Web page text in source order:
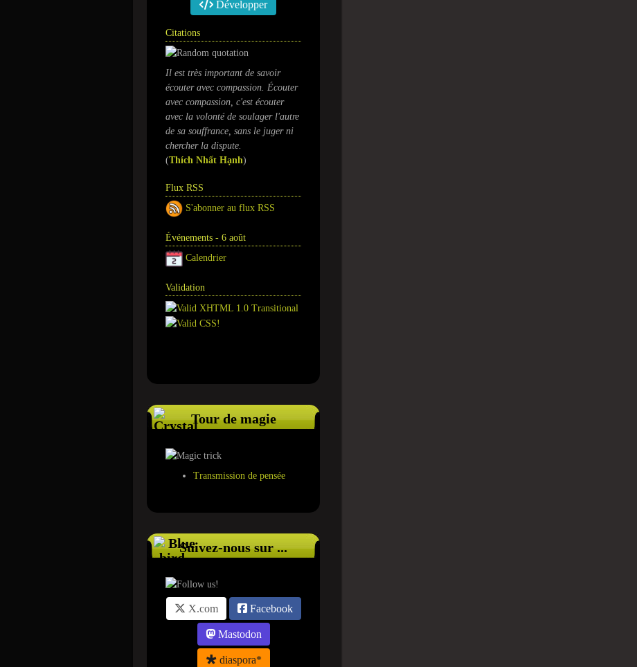
Développer
Citations
Il est très important de savoir
écouter avec compassion. Écouter
avec compassion, c'est écouter
avec la volonté de soulager l'autre
de sa souffrance, sans le juger ni
chercher la dispute.
(Thích Nhất Hạnh)
Flux RSS
S'abonner au flux RSS
Événements - 6 août
Calendrier
Validation
Tour de magie
Transmission de pensée
Suivez-nous sur ...
X.com Facebook
Mastodon
diaspora*